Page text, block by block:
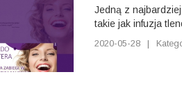
Jedną z
takie jak infuzja
2020-05-28 |